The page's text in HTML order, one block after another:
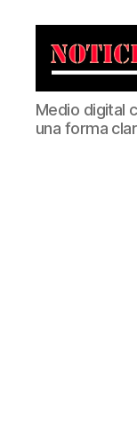
Noticias
y
Respuestas
Medio digital
una forma